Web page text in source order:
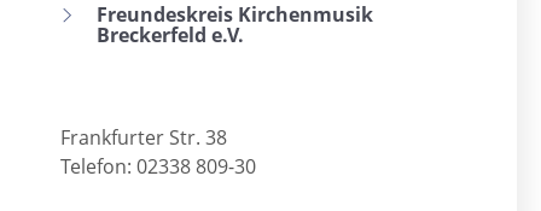
Freundeskreis Kirchenmusik
Breckerfeld e.V.
Frankfurter Str. 38
Telefon: 02338 809-30